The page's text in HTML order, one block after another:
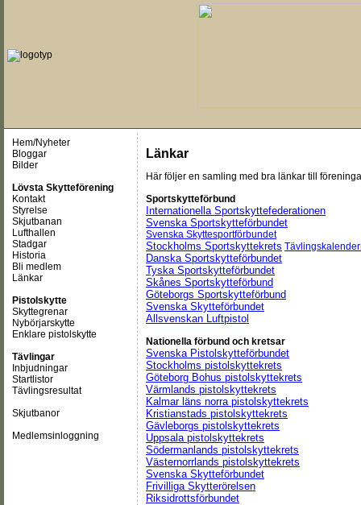
Hem/Nyheter
Bloggar
Bilder
Lövsta Skytteförening
Kontakt
Styrelse
Skjutbanan
Lufthallen
Stadgar
Historia
Bli medlem
Länkar
Pistolskytte
Skyttegrenar
Nybörjarskytte
Enklare pistolskytte
Tävlingar
Inbjudningar
Startlistor
Tävlingsresultat
Skjutbanor
Medlemsinloggning
Länkar
Här följer en samling med bra länkar till
Sportskytteförbund
Internationella Sportskyttefederationen
Svenska Sportskytteförbundet
Svenska Skyttesportförbundet
Stockholms Sportskyttekrets
Danska Sportskytteförbundet
Tyska Sportskytteförbundet
Skånes Sportskytteförbund
Göteborgs Sportskytteförbund
Svenska Skytteförbundet
Allsvenskan Luftpistol
Nationella förbund och kretsar
Svenska Pistolskytteförbundet
Stockholms pistolskyttekrets
Göteborg Bohus pistolskyttekrets
Värmlands pistolskyttekrets
Kalmar läns norra pistolskyttekrets
Kristianstads pistolskyttekrets
Gävleborgs pistolskyttekrets
Uppsala pistolskyttekrets
Södermanlands pistolskyttekrets
Västernorrlands pistolskyttekrets
Svenska Skytteförbundet
Frivilliga Skytterörelsen
Riksidrottsförbundet